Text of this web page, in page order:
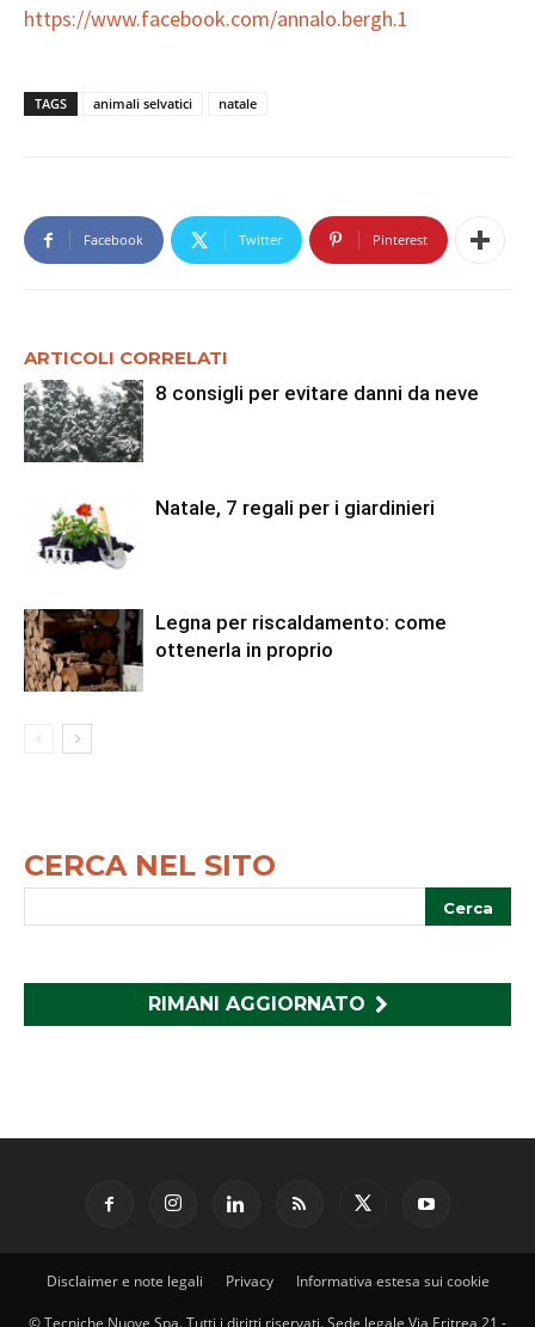
https://www.facebook.com/annalo.bergh.1
TAGS animali selvatici natale
Facebook Twitter Pinterest
ARTICOLI CORRELATI
8 consigli per evitare danni da neve
Natale, 7 regali per i giardinieri
Legna per riscaldamento: come
ottenerla in proprio
CERCA NEL SITO
RIMANI AGGIORNATO
Disclaimer e note legali Privacy Informativa estesa sui cookie